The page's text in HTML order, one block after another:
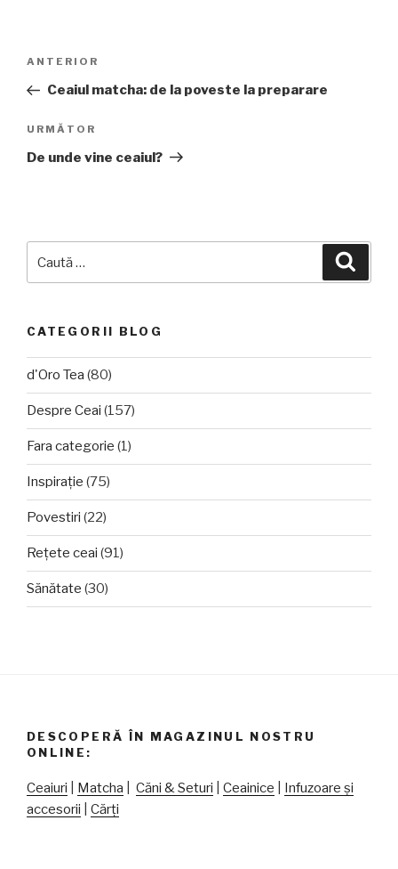
articole
Articolul
anterior
ANTERIOR
Ceaiul matcha: de la poveste la preparare
Articolul
următor
URMĂTOR
De unde vine ceaiul?
după:
CATEGORII BLOG
d'Oro Tea (80)
Despre Ceai (157)
Fara categorie (1)
Inspirație (75)
Povestiri (22)
Rețete ceai (91)
Sănătate (30)
DESCOPERĂ ÎN MAGAZINUL NOSTRU
ONLINE:
Ceaiuri Matcha Căni & Seturi Ceainice
Infuzoare și
accesorii
Cărți